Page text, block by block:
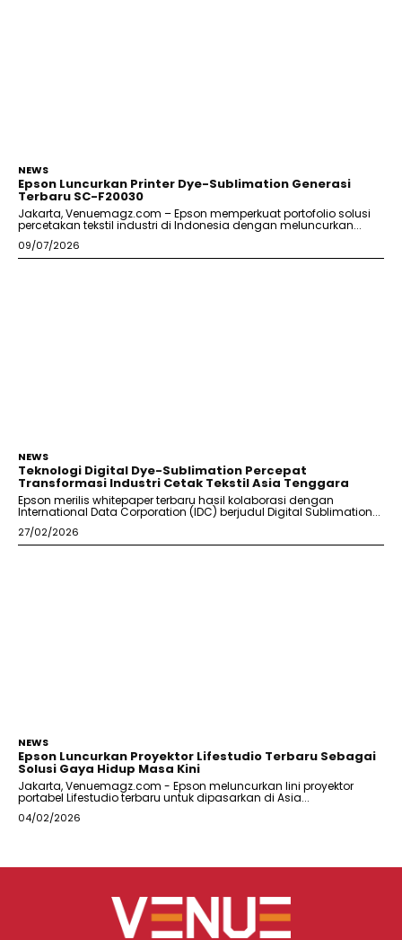
NEWS
Epson Luncurkan Printer Dye-Sublimation Generasi
Terbaru SC-F20030
Jakarta, Venuemagz.com – Epson memperkuat portofolio solusi
percetakan tekstil industri di Indonesia dengan meluncurkan...
09/07/2026
NEWS
Teknologi Digital Dye-Sublimation Percepat
Transformasi Industri Cetak Tekstil Asia Tenggara
Epson merilis whitepaper terbaru hasil kolaborasi dengan
International Data Corporation (IDC) berjudul Digital Sublimation...
27/02/2026
NEWS
Epson Luncurkan Proyektor Lifestudio Terbaru Sebagai
Solusi Gaya Hidup Masa Kini
Jakarta, Venuemagz.com - Epson meluncurkan lini proyektor
portabel Lifestudio terbaru untuk dipasarkan di Asia...
04/02/2026